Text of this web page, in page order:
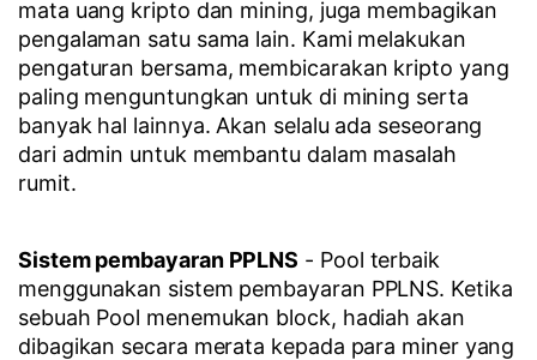
mata uang kripto dan mining, juga membagikan
pengalaman satu sama lain. Kami melakukan
pengaturan bersama, membicarakan kripto yang
paling menguntungkan untuk di mining serta
banyak hal lainnya. Akan selalu ada seseorang
dari admin untuk membantu dalam masalah
rumit.
Sistem pembayaran PPLNS - Pool terbaik
menggunakan sistem pembayaran PPLNS. Ketika
sebuah Pool menemukan block, hadiah akan
dibagikan secara merata kepada para miner yang